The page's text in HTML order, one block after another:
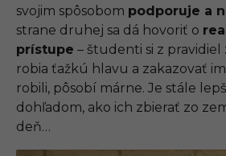
svojim spôsobom podporuje a
strane druhej sa dá hovoriť o
prístupe – študenti si z
robia ťažkú hlavu a zakazovať
robili, pôsobí márne. Je stále
dohľadom, ako ich zbierať zo
deň…